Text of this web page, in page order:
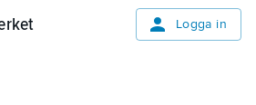
Logga in